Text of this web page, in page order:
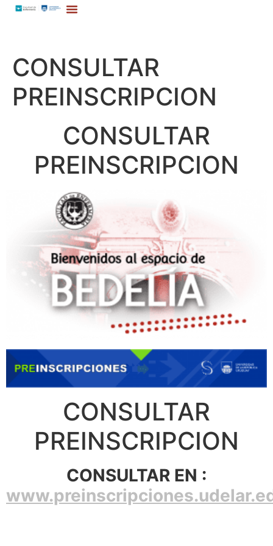
CONSULTAR
PREINSCRIPCION
CONSULTAR
PREINSCRIPCION
CONSULTAR
PREINSCRIPCION
CONSULTAR EN :